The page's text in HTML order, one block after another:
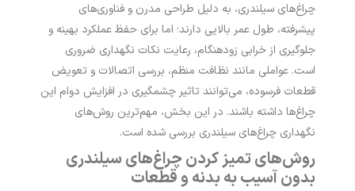
چراغ‌های سیلندری، به دلیل طراحی مدرن و فناوری‌های
پیشرفته، طول عمر بالایی دارند؛ اما برای حفظ عملکرد بهینه و
جلوگیری از خرابی زودهنگام، رعایت نکات نگهداری ضروری
است. عواملی مانند نظافت منظم، بررسی اتصالات و تعویض
قطعات فرسوده، می‌توانند تاثیر چشمگیری در افزایش دوام این
چراغ‌ها داشته باشند. در این بخش، مهم‌ترین روش‌های
نگهداری چراغ‌های سیلندری بررسی شده است.
روش‌های تمیز کردن چراغ‌های سیلندری
بدون آسیب به بدنه و قطعات